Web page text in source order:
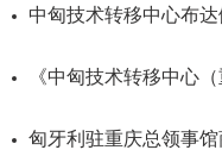
中匈技术转移中心布
《中匈技术转移中心
泛的科技合作
匈牙利驻重庆总领事